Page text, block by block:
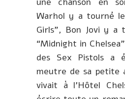
Warhol y a tourné
Girls”, Bon Jovi y a
“Midnight in
des Sex Pistols a
meutre de sa petite
vivait à l’Hôtel